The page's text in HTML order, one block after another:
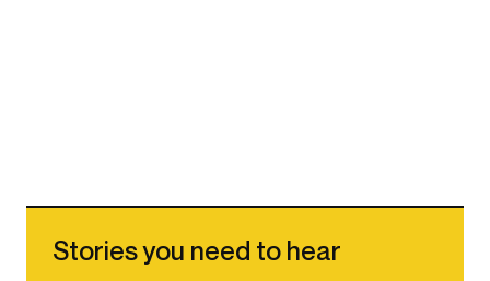
Stories you need to hear